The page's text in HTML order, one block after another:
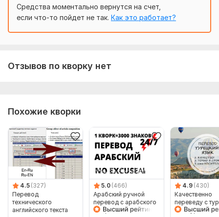
Объем услуги в кворке: 2 000 знаков
Средства моментально вернутся на счет,
если что-то пойдет не так. Как это работает?
Отзывов по кворку нет
Похожие кворки
4.5 (327)
Перевод
технического
английского текста
5.0 (466)
Арабский ручной
перевод с арабского
на арабский
4.9 (430)
Качественно
переведу с
и на турецкий